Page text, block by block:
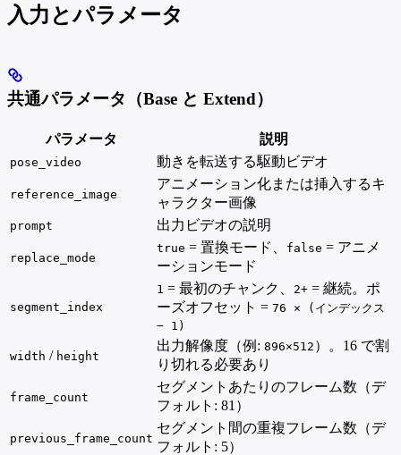
入力とパラメータ
共通パラメータ（Base と Extend）
パラメータ 説明
pose_video 動きを転送する駆動ビデオ
reference_image
アニメーション化または挿入するキ
ャラクター画像
prompt 出力ビデオの説明
replace_mode
true = 置換モード、 false = アニメ
ーションモード
segment_index
1 = 最初のチャンク、 2+ = 継続。ポ
ーズオフセット = 76 × (インデックス
− 1)
width / height
出力解像度（例: 896×512 ）。16 で割
り切れる必要あり
frame_count
セグメントあたりのフレーム数（デ
フォルト: 81）
previous_frame_count
セグメント間の重複フレーム数（デ
フォルト: 5）